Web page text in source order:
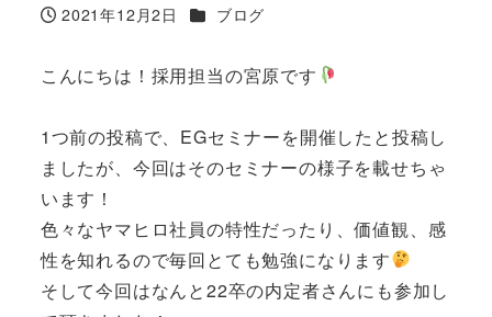
投稿日
2021年12月2日 カテゴリー
ブログ
こんにちは！採用担当の宮原です
1つ前の投稿で、EGセミナーを開催したと投稿し
ましたが、今回はそのセミナーの様子を載せちゃ
います！
色々なヤマヒロ社員の特性だったり、価値観、感
性を知れるので毎回とても勉強になります
そして今回はなんと22卒の内定者さんにも参加し